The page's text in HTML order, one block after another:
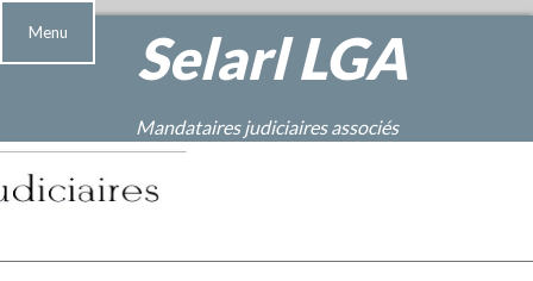
SelarlLGA
Mandataires judiciaires associés
Menu